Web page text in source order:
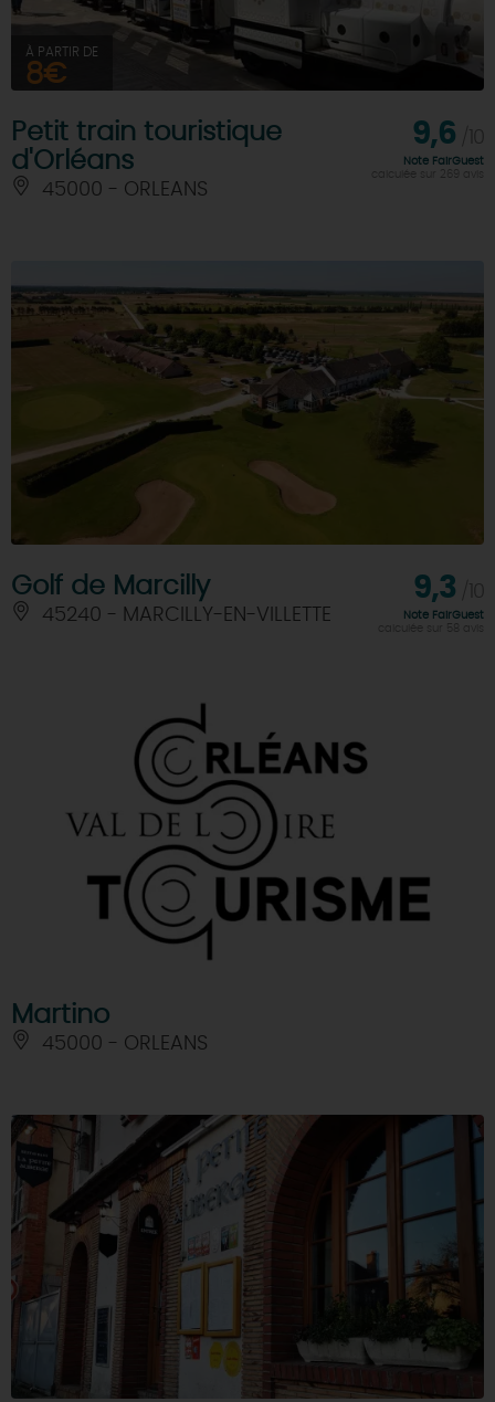
À PARTIR DE
8€
Petit train touristique
d'Orléans
45000 - ORLEANS
9,6
Note FairGuest
calculée sur 269 avis
Golf de Marcilly
45240 - MARCILLY-EN-VILLETTE
9,3
Note FairGuest
calculée sur 58 avis
Martino
45000 - ORLEANS